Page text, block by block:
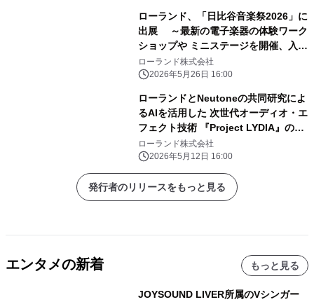
ローランド、「日比谷音楽祭2026」に
出展 ～最新の電子楽器の体験ワーク
ショップや ミニステージを開催、入場
無料！～
ローランド株式会社
2026年5月26日 16:00
ローランドとNeutoneの共同研究によ
るAIを活用した 次世代オーディオ・エ
フェクト技術 『Project LYDIA』のフ
ェーズ2を発表
ローランド株式会社
2026年5月12日 16:00
発行者のリリースをもっと見る
エンタメの新着 もっと見る
JOYSOUND LIVER所属のVシンガー